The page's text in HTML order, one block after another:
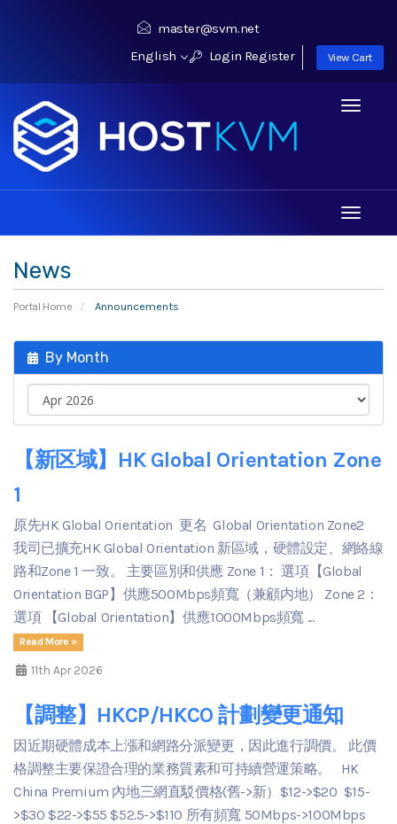
master@svm.net
English
Login Register View Cart
Toggle
Toggle
News
Portal Home Announcements
By Month
【新区域】HK Global Orientation Zone
1
原先HK Global Orientation 更名 Global Orientation Zone2
我司已擴充HK Global Orientation 新區域，硬體設定、網絡線
路和Zone 1 一致。 主要區別和供應 Zone 1： 選項【Global
Orientation BGP】供應500Mbps頻寬（兼顧内地） Zone 2：
選項 【Global Orientation】供應1000Mbps頻寬 ...
Read More »
11th Apr 2026
【調整】HKCP/HKCO 計劃變更通知
因近期硬體成本上漲和網路分派變更，因此進行調價。 此價
格調整主要保證合理的業務質素和可持續營運策略。 HK
China Premium 內地三網直駁價格(舊->新）$12->$20 $15-
>$30 $22->$55 $52.5->$110 所有頻寬 50Mbps->100Mbps